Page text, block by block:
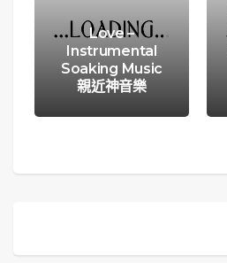
Love –
Instrumental
Soaking Music
親近神音樂